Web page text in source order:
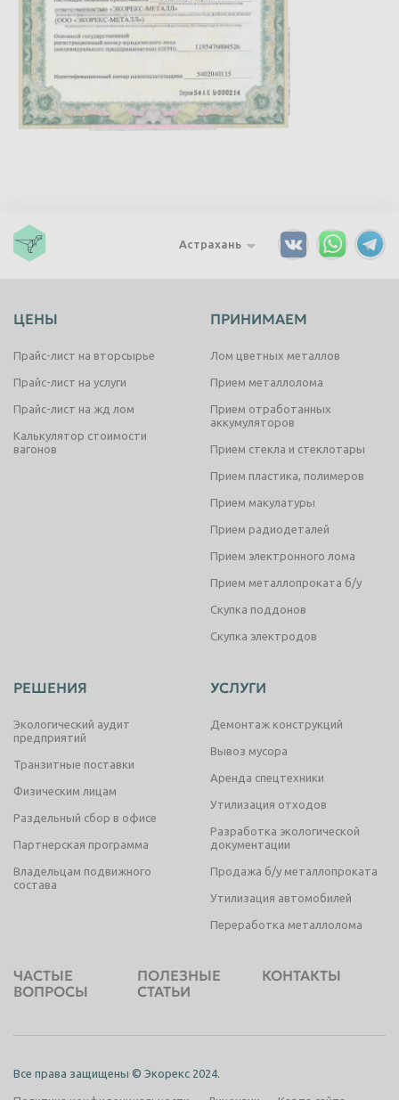
Астрахань
ЦЕНЫ
Прайс-лист на вторсырье
Прайс-лист на услуги
Прайс-лист на жд лом
Калькулятор стоимости
вагонов
ПРИНИМАЕМ
Лом цветных металлов
Прием металлолома
Прием отработанных
аккумуляторов
Прием стекла и стеклотары
Прием пластика, полимеров
Прием макулатуры
Прием радиодеталей
Прием электронного лома
Прием металлопроката б/у
Скупка поддонов
Скупка электродов
РЕШЕНИЯ
Экологический аудит
предприятий
Транзитные поставки
Физическим лицам
Раздельный сбор в офисе
Партнерская программа
Владельцам подвижного
состава
УСЛУГИ
Демонтаж конструкций
Вывоз мусора
Аренда спецтехники
Утилизация отходов
Разработка экологической
документации
Продажа б/у металлопроката
Утилизация автомобилей
Переработка металлолома
ЧАСТЫЕ
ВОПРОСЫ
ПОЛЕЗНЫЕ
СТАТЬИ
КОНТАКТЫ
Все права защищены © Экорекс 2024.